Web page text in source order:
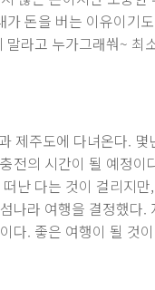
가 돈을 버는 이유이기
말라고 누가그래쒀~ 최
제주도에 다녀온다. 몇
전의 시간이 될 예정이
난 다는 것이 걸리지
나라 여행을 결정했다.
다. 좋은 여행이 될 것